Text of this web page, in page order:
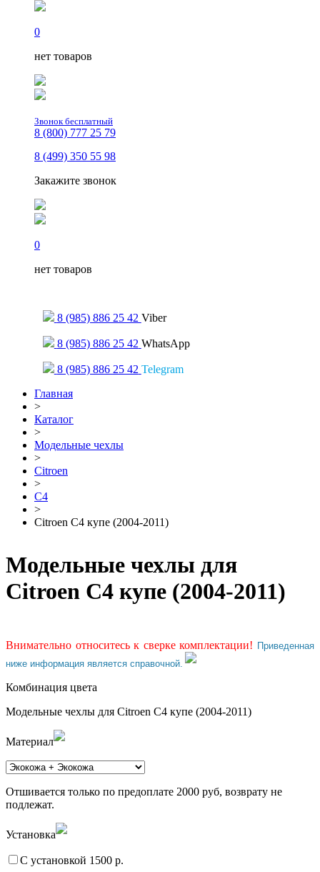
0
нет товаров
Звонок бесплатный
8 (800) 777 25 79
8 (499) 350 55 98
Закажите звонок
0
нет товаров
8 (985) 886 25 42 Viber
8 (985) 886 25 42 WhatsApp
8 (985) 886 25 42 Telegram
Главная
>
Каталог
>
Модельные чехлы
>
Citroen
>
C4
>
Citroen C4 купе (2004-2011)
Модельные чехлы для
Citroen C4 купе (2004-2011)
Внимательно относитесь к сверке комплектации! Приведенная
ниже информация является справочной.
Комбинация цвета
Модельные чехлы для Citroen C4 купе (2004-2011)
Материал
Отшивается только по предоплате 2000 руб, возврату не
подлежат.
Установка
С установкой 1500 р.